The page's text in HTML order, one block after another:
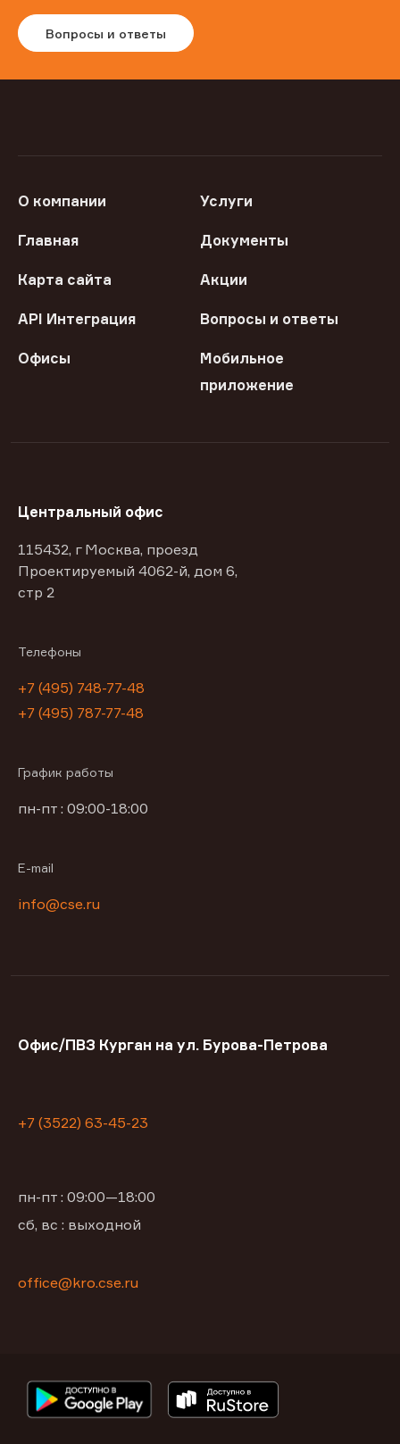
Вопросы и ответы
О компании Услуги
Главная Документы
Карта сайта Акции
API Интеграция Вопросы и ответы
Офисы
Мобильное
приложение
Центральный офис
115432, г Москва, проезд
Проектируемый 4062-й, дом 6,
стр 2
Телефоны
+7 (495) 748-77-48
+7 (495) 787-77-48
График работы
пн-пт : 09:00-18:00
E-mail
info@cse.ru
Офис/ПВЗ Курган на ул. Бурова-Петрова
+7 (3522) 63-45-23
пн-пт : 09:00—18:00
сб, вс : выходной
office@kro.cse.ru